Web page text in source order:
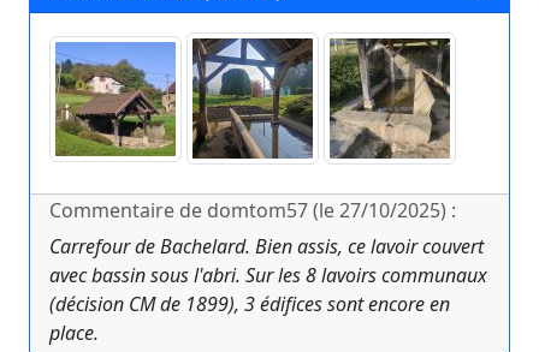
Commentaire de domtom57 (le 27/10/2025) :
Carrefour de Bachelard. Bien assis, ce lavoir couvert
avec bassin sous l'abri. Sur les 8 lavoirs communaux
(décision CM de 1899), 3 édifices sont encore en
place.